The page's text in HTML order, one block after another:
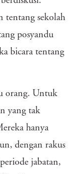
tentang sekolah
posyandu
bicara tentang
orang. Untuk
yang tak
hanya
dengan rakus
jabatan,